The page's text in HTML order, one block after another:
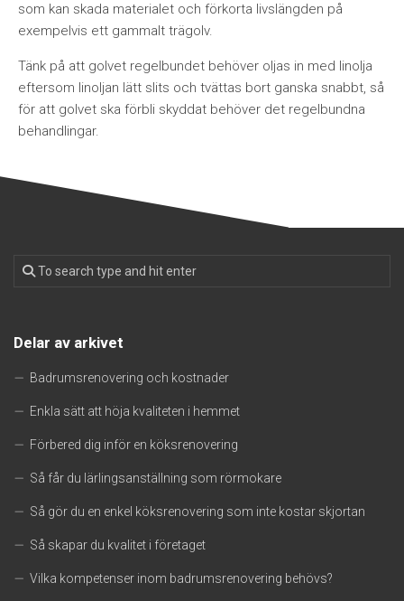
som kan skada materialet och förkorta livslängden på
exempelvis ett gammalt trägolv.
Tänk på att golvet regelbundet behöver oljas in med linolja
eftersom linoljan lätt slits och tvättas bort ganska snabbt, så
för att golvet ska förbli skyddat behöver det regelbundna
behandlingar.
Delar av arkivet
Badrumsrenovering och kostnader
Enkla sätt att höja kvaliteten i hemmet
Förbered dig inför en köksrenovering
Så får du lärlingsanställning som rörmokare
Så gör du en enkel köksrenovering som inte kostar skjortan
Så skapar du kvalitet i företaget
Vilka kompetenser inom badrumsrenovering behövs?